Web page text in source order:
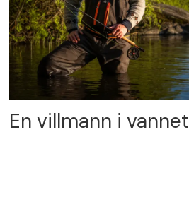
En villmann i vannet